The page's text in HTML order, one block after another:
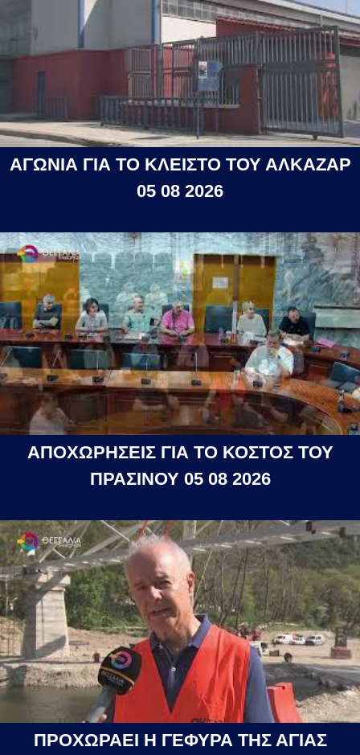
ΑΓΩΝΙΑ ΓΙΑ ΤΟ ΚΛΕΙΣΤΟ ΤΟΥ ΑΛΚΑΖΑΡ
05 08 2026
ΑΠΟΧΩΡΗΣΕΙΣ ΓΙΑ ΤΟ ΚΟΣΤΟΣ ΤΟΥ
ΠΡΑΣΙΝΟΥ 05 08 2026
ΠΡΟΧΩΡΑΕΙ Η ΓΕΦΥΡΑ ΤΗΣ ΑΓΙΑΣ